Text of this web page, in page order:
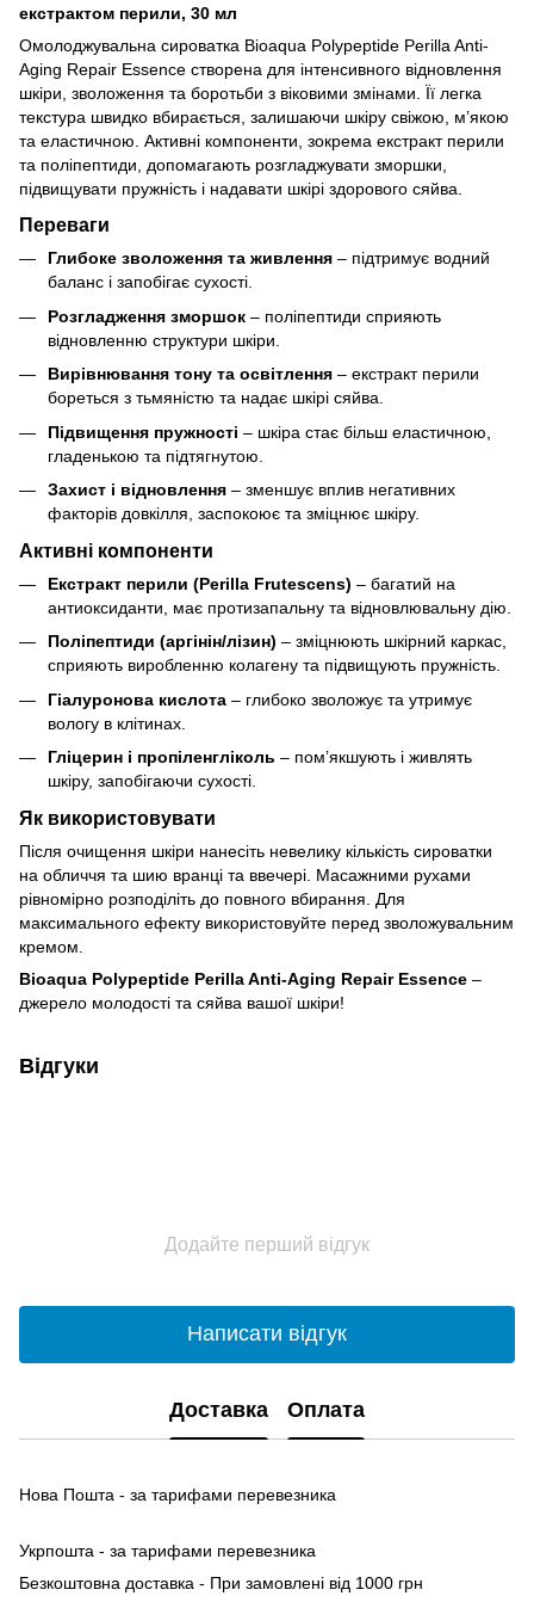
екстрактом перили, 30 мл
Омолоджувальна сироватка Bioaqua Polypeptide Perilla Anti-
Aging Repair Essence створена для інтенсивного відновлення
шкіри, зволоження та боротьби з віковими змінами. Її легка
текстура швидко вбирається, залишаючи шкіру свіжою, м’якою
та еластичною. Активні компоненти, зокрема екстракт перили
та поліпептиди, допомагають розгладжувати зморшки,
підвищувати пружність і надавати шкірі здорового сяйва.
Переваги
Глибоке зволоження та живлення – підтримує водний
баланс і запобігає сухості.
Розгладження зморшок – поліпептиди сприяють
відновленню структури шкіри.
Вирівнювання тону та освітлення – екстракт перили
бореться з тьмяністю та надає шкірі сяйва.
Підвищення пружності – шкіра стає більш еластичною,
гладенькою та підтягнутою.
Захист і відновлення – зменшує вплив негативних
факторів довкілля, заспокоює та зміцнює шкіру.
Активні компоненти
Екстракт перили (Perilla Frutescens) – багатий на
антиоксиданти, має протизапальну та відновлювальну дію.
Поліпептиди (аргінін/лізин) – зміцнюють шкірний каркас,
сприяють виробленню колагену та підвищують пружність.
Гіалуронова кислота – глибоко зволожує та утримує
вологу в клітинах.
Гліцерин і пропіленгліколь – пом’якшують і живлять
шкіру, запобігаючи сухості.
Як використовувати
Після очищення шкіри нанесіть невелику кількість сироватки
на обличчя та шию вранці та ввечері. Масажними рухами
рівномірно розподіліть до повного вбирання. Для
максимального ефекту використовуйте перед зволожувальним
кремом.
Bioaqua Polypeptide Perilla Anti-Aging Repair Essence –
джерело молодості та сяйва вашої шкіри!
Відгуки
Додайте перший відгук
Написати відгук
Доставка Оплата
Нова Пошта - за тарифами перевезника
Укрпошта - за тарифами перевезника
Безкоштовна доставка - При замовлені від 1000 грн